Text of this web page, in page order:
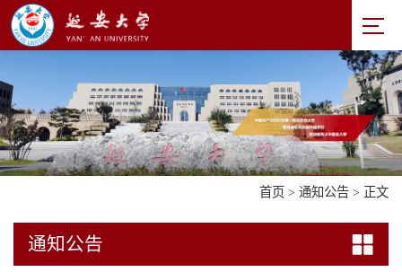
首页 > 通知公告 > 正文
通知公告